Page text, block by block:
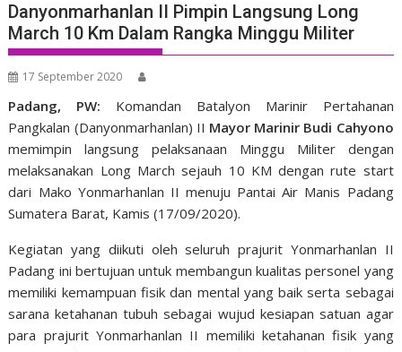
Danyonmarhanlan II Pimpin Langsung Long
March 10 Km Dalam Rangka Minggu Militer
17 September 2020
Padang, PW: Komandan Batalyon Marinir Pertahanan
Pangkalan (Danyonmarhanlan) II Mayor Marinir Budi Cahyono
memimpin langsung pelaksanaan Minggu Militer dengan
melaksanakan Long March sejauh 10 KM dengan rute start
dari Mako Yonmarhanlan II menuju Pantai Air Manis Padang
Sumatera Barat, Kamis (17/09/2020).
Kegiatan yang diikuti oleh seluruh prajurit Yonmarhanlan II
Padang ini bertujuan untuk membangun kualitas personel yang
memiliki kemampuan fisik dan mental yang baik serta sebagai
sarana ketahanan tubuh sebagai wujud kesiapan satuan agar
para prajurit Yonmarhanlan II memiliki ketahanan fisik yang